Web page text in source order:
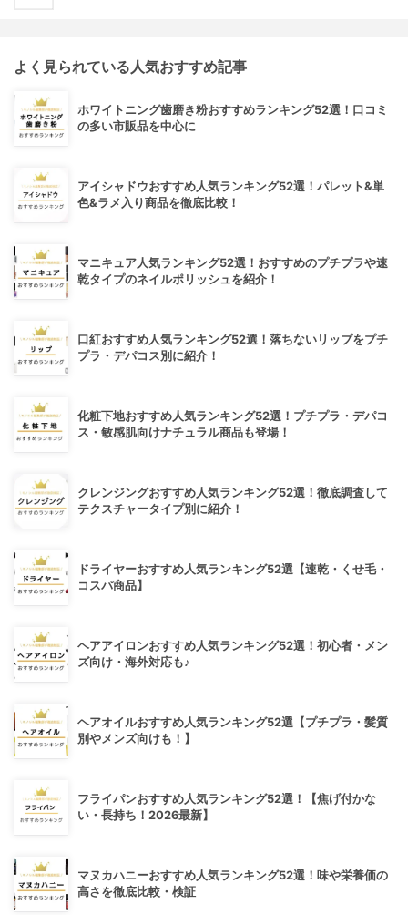
よく見られている人気おすすめ記事
ホワイトニング歯磨き粉おすすめランキング52選！口コミ
の多い市販品を中心に
アイシャドウおすすめ人気ランキング52選！パレット&単
色&ラメ入り商品を徹底比較！
マニキュア人気ランキング52選！おすすめのプチプラや速
乾タイプのネイルポリッシュを紹介！
口紅おすすめ人気ランキング52選！落ちないリップをプチ
プラ・デパコス別に紹介！
化粧下地おすすめ人気ランキング52選！プチプラ・デパコ
ス・敏感肌向けナチュラル商品も登場！
クレンジングおすすめ人気ランキング52選！徹底調査して
テクスチャータイプ別に紹介！
ドライヤーおすすめ人気ランキング52選【速乾・くせ毛・
コスパ商品】
ヘアアイロンおすすめ人気ランキング52選！初心者・メン
ズ向け・海外対応も♪
ヘアオイルおすすめ人気ランキング52選【プチプラ・髪質
別やメンズ向けも！】
フライパンおすすめ人気ランキング52選！【焦げ付かな
い・長持ち！2026最新】
マヌカハニーおすすめ人気ランキング52選！味や栄養価の
高さを徹底比較・検証